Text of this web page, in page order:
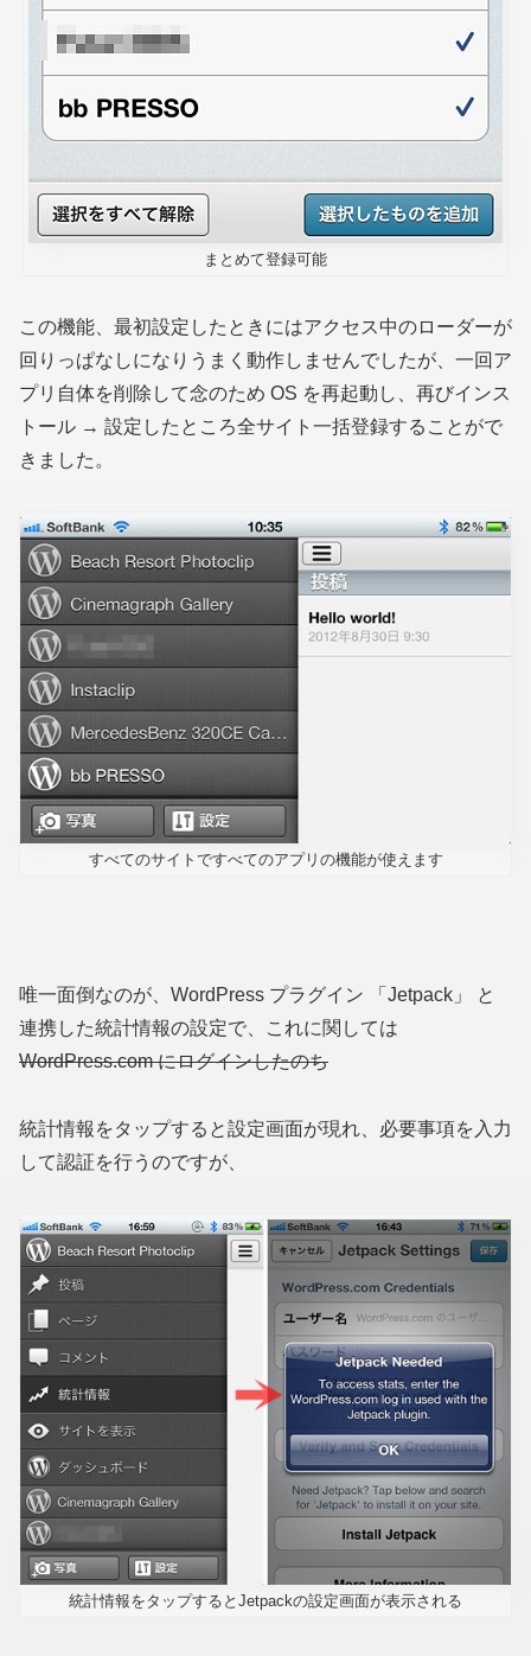
まとめて登録可能
この機能、最初設定したときにはアクセス中のローダーが
回りっぱなしになりうまく動作しませんでしたが、一回ア
プリ自体を削除して念のため OS を再起動し、再びインス
トール → 設定したところ全サイト一括登録することがで
きました。
すべてのサイトですべてのアプリの機能が使えます
唯一面倒なのが、WordPress プラグイン 「Jetpack」 と
連携した統計情報の設定で、これに関しては
WordPress.com にログインしたのち
統計情報をタップすると設定画面が現れ、必要事項を入力
して認証を行うのですが、
統計情報をタップするとJetpackの設定画面が表示される